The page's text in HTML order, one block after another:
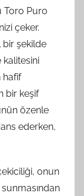
Toro Puro
çeker.
şekilde
kalitesini
hafif
bir keşif
özenle
ederken,
onun